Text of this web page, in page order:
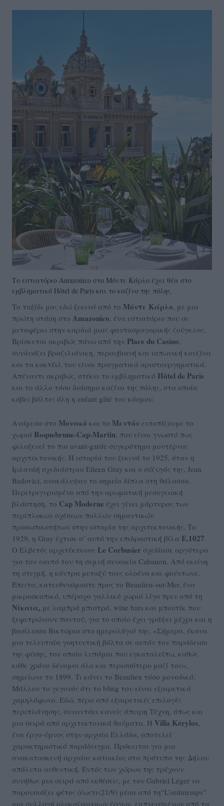
Το εστιατόριο Amazonico στο Μόντε Κάρλο έχει θέα στο
εμβληματικό Hôtel de Paris και το καζίνο της πόλης.
Το ταξίδι μας εδώ ξεκινά από το Μόντε Κάρλο, με μια
πρώτη στάση στο Amazonico, ένα εστιατόριο που σε
μεταφέρει στην καρδιά μιας φαντασμαγορικής ζούγκλας.
Βρίσκεται ακριβώς πάνω από την Place du Casino,
συνδυάζει βραζιλιάνικη, περουβιανή και ιαπωνική κουζίνα
και τα κοκτέιλ του είναι πραγματικά αριστουργηματικά.
Απέναντι ακριβώς, στέκει το εμβληματικό Hôtel de Paris
και το άλλο τόσο διάσημο καζίνο της πόλης, στα οποία
κόβει βόλτες όλη η enfant gâté του κόσμου.
Ανάμεσα στο Μονακό και το Μεντόν εντοπίζουμε το
χωριό Roquebrune-Cap-Martin, που είναι γνωστό πως
φιλοξενεί το πιο avant-garde συγκρότημα μοντέρνας
αρχιτεκτονικής. Η ιστορία του ξεκινά το 1925, όταν η
Ιρλανδή σχεδιάστρια Eileen Gray και ο σύζυγός της, Jean
Badovici, ανακάλυψαν το σημείο δίπλα στη θάλασσα.
Περιτριγυρισμένο από την αρωματική μεσογειακή
βλάστηση, το Cap Moderne έχει γίνει μάρτυρας των
περίπλοκων σχέσεων πολλών σημαντικών
προσωπικοτήτων στην ιστορία της αρχιτεκτονικής. Το
1929, η Gray έχτισε σ’ αυτό την επιδραστική βίλα E.1027.
Ο Ελβετός αρχιτέκτονας Le Corbusier σχεδίασε αργότερα
για τον εαυτό του τη σεμνή συνοικία Cabanon. Από εκείνη
τη στιγμή, η κόντρα μεταξύ τους ολοένα και φούντωνε.
Έπειτα, κατευθυνόμαστε προς το Beaulieu-sur-Mer, ένα
μικροσκοπικό, υπέροχο γαλλικό χωριό λίγο πριν από τη
Νίκαια, με λαμπρά μπιστρό, wine bars και μπουτίκ που
ξεφυτρώνουν παντού, για το οποίο έχει γράψει μέχρι και η
βασίλισσα Βικτώρια στο ημερολόγιό της. «Σήμερα, έκανα
μια τελευταία γοητευτική βόλτα σε αυτόν τον παράδεισο
της φύσης, τον οποίο λυπάμαι που εγκαταλείπω, καθώς
κάθε χρόνο δένομαι όλο και περισσότερο μαζί του»,
σημείωνε το 1899. Τι κάνει το Beaulieu τόσο μοναδικό;
Μάλλον το γεγονός ότι το bling του είναι εξαιρετικά
χαμηλόφωνο. Εδώ, πέρα από εξαιρετικές επιλογές
περιπλάνησης, συναντάει κανείς άπειρη Τέχνη, όπως και
μια σειρά από αρχιτεκτονικά θαύματα. Η Villa Kérylos,
ένα έργο-ύμνος στην αρχαία Ελλάδα, αποτελεί
χαρακτηριστικό παράδειγμα. Πρόκειται για μια
ανακατασκευή αρχαίας κατοικίας στα πρότυπα της Δήλου
απόλυτα αυθεντική. Εντός των χώρων της τρέχουν
συνήθως μια σειρά από εκθέσεις, με τον Gabriel Léger να
παρουσιάζει φέτος (έωςτις21/9) μέσα από τη“L’ordutemps”
μια συλλογή ολοκαίνουριων έργων, εμπνευσμένων από τα